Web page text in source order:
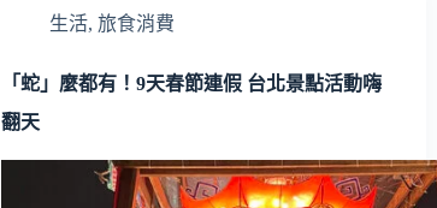
生活,旅食消費
「蛇」麼都有！9天春節連假 台北景點活動嗨
翻天